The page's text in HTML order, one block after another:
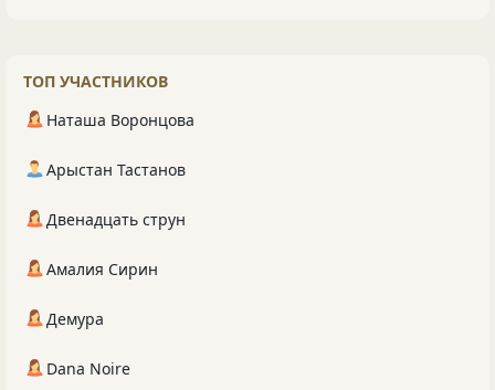
ТОП УЧАСТНИКОВ
Наташа Воронцова
Арыстан Тастанов
Двенадцать струн
Амалия Сирин
Демура
Dana Noire